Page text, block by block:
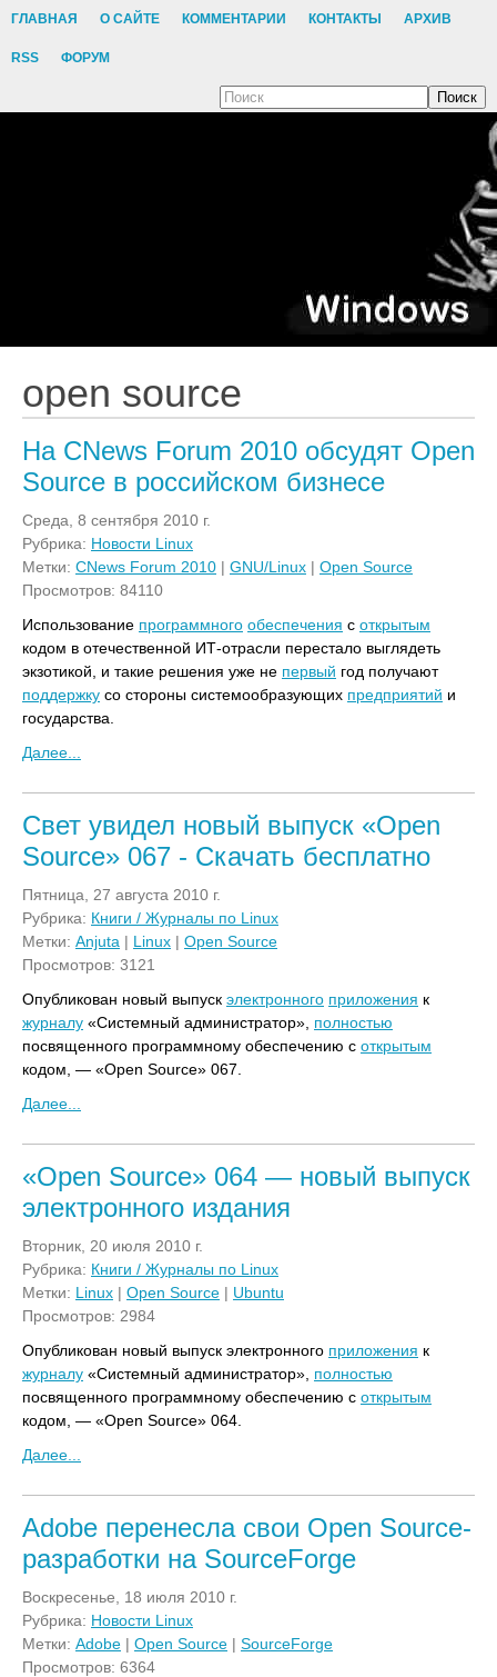
ГЛАВНАЯ О САЙТЕ КОММЕНТАРИИ КОНТАКТЫ АРХИВ
RSS ФОРУМ
Поиск
open source
На CNews Forum 2010 обсудят Open
Source в российском бизнесе
Среда, 8 сентября 2010 г.
Рубрика: Новости Linux
Метки: CNews Forum 2010 | GNU/Linux | Open Source
Просмотров: 84110
Использование программного обеспечения с открытым
кодом в отечественной ИТ-отрасли перестало выглядеть
экзотикой, и такие решения уже не первый год получают
поддержку со стороны системообразующих предприятий и
государства.
Далее...
Свет увидел новый выпуск «Open
Source» 067 - Скачать бесплатно
Пятница, 27 августа 2010 г.
Рубрика: Книги / Журналы по Linux
Метки: Anjuta | Linux | Open Source
Просмотров: 3121
Опубликован новый выпуск электронного приложения к
журналу «Системный администратор», полностью
посвященного программному обеспечению с открытым
кодом, — «Open Source» 067.
Далее...
«Open Source» 064 — новый выпуск
электронного издания
Вторник, 20 июля 2010 г.
Рубрика: Книги / Журналы по Linux
Метки: Linux | Open Source | Ubuntu
Просмотров: 2984
Опубликован новый выпуск электронного приложения к
журналу «Системный администратор», полностью
посвященного программному обеспечению с открытым
кодом, — «Open Source» 064.
Далее...
Adobe перенесла свои Open Source-
разработки на SourceForge
Воскресенье, 18 июля 2010 г.
Рубрика: Новости Linux
Метки: Adobe | Open Source | SourceForge
Просмотров: 6364